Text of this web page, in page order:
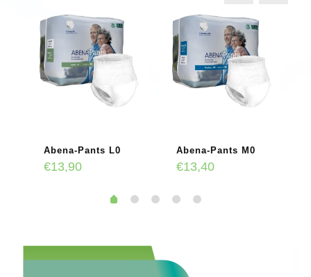
Abena-Pants L0
€13,90
Abena-Pants M0
€13,40